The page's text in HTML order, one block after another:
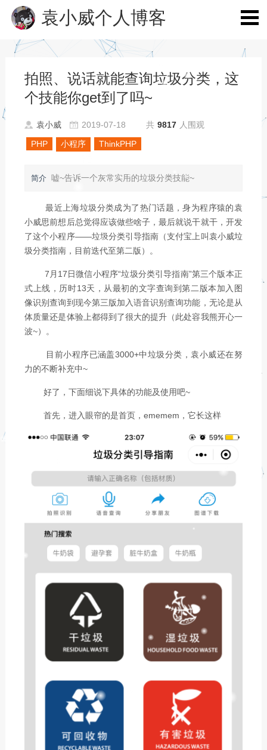
袁小威个人博客
拍照、说话就能查询垃圾分类，这
个技能你get到了吗~
袁小威 2019-07-18 共 9817 人围观
PHP
小程序 ThinkPHP
简介 嘘~告诉一个灰常实用的垃圾分类技能~
最近上海垃圾分类成为了热门话题，身为程序猿的袁
小威思前想后总觉得应该做些啥子，最后就说干就干，开发
了这个小程序——垃圾分类引导指南（支付宝上叫袁小威垃
圾分类指南，目前迭代至第二版）。
7月17日微信小程序“垃圾分类引导指南”第三个版本正
式上线，历时13天，从最初的文字查询到第二版本加入图
像识别查询到现今第三版加入语音识别查询功能，无论是从
体质量还是体验上都得到了很大的提升（此处容我熊开心一
波~）。
目前小程序已涵盖3000+中垃圾分类，袁小威还在努
力的不断补充中~
好了，下面细说下具体的功能及使用吧~
首先，进入眼帘的是首页，ememem，它长这样